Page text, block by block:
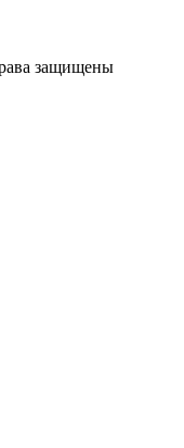
защищены